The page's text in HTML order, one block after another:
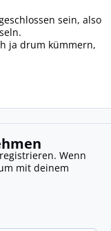
sein, also
ja drum kümmern,
Wenn
mit deinem